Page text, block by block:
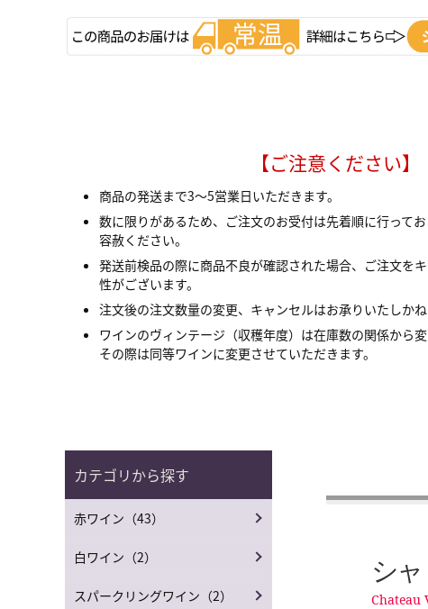
【ご注意ください】
商品の発送まで3～5営業日いただきます。
数に限りがあるため、ご注文のお受付は先着順に行って
容赦ください。
発送前検品の際に商品不良が確認された場合、ご注文を
性がございます。
注文後の注文数量の変更、キャンセルはお承りいたしかね
ワインのヴィンテージ（収穫年度）は在庫数の関係から
その際は同等ワインに変更させていただきます。
シ
Chateau
カテゴリから探す
赤ワイン（43）
白ワイン（2）
スパークリングワイン（2）